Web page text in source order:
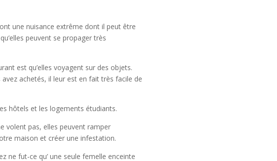
une nuisance extrême dont il peut être
peuvent se propager très
est qu’elles voyagent sur des objets.
achetés, il leur est en fait très facile de
hôtels et les logements étudiants.
volent pas, elles peuvent ramper
maison et créer une infestation.
ne fut-ce qu’ une seule femelle enceinte